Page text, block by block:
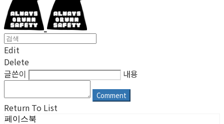
Edit
Delete
글쓴이
내용
Comment
Return To List
페이스북